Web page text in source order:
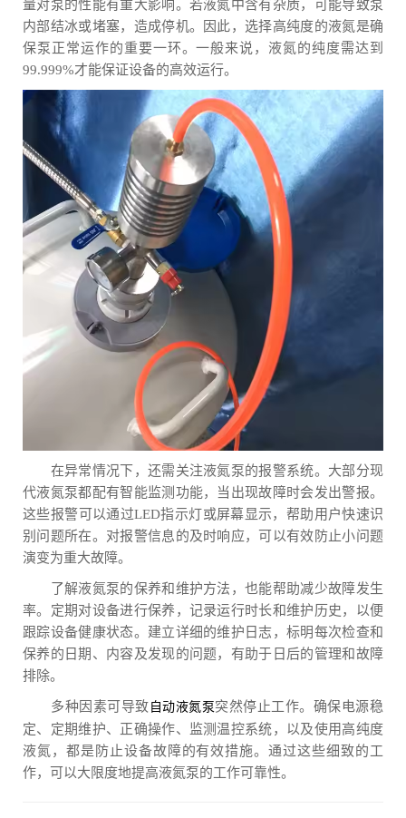
量对泵的性能有重大影响。若液氮中含有杂质，可能导致泵
内部结冰或堵塞，造成停机。因此，选择高纯度的液氮是确
保泵正常运作的重要一环。一般来说，液氮的纯度需达到
99.999%才能保证设备的高效运行。
在异常情况下，还需关注液氮泵的报警系统。大部分现
代液氮泵都配有智能监测功能，当出现故障时会发出警报。
这些报警可以通过LED指示灯或屏幕显示，帮助用户快速识
别问题所在。对报警信息的及时响应，可以有效防止小问题
演变为重大故障。
了解液氮泵的保养和维护方法，也能帮助减少故障发生
率。定期对设备进行保养，记录运行时长和维护历史，以便
跟踪设备健康状态。建立详细的维护日志，标明每次检查和
保养的日期、内容及发现的问题，有助于日后的管理和故障
排除。
多种因素可导致 自动液氮泵突然停止工作。确保电源稳
定、定期维护、正确操作、监测温控系统，以及使用高纯度
液氮，都是防止设备故障的有效措施。通过这些细致的工
作，可以大限度地提高液氮泵的工作可靠性。